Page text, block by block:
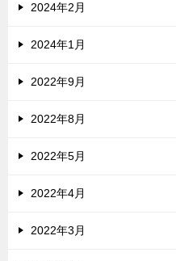
2024年2月
2024年1月
2022年9月
2022年8月
2022年5月
2022年4月
2022年3月